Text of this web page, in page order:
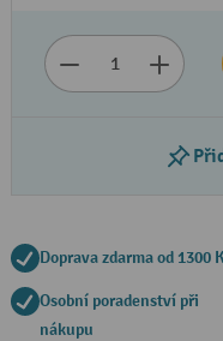
Přehrát
Doprava zdarma od 1300
Osobní poradenství při
nákupu